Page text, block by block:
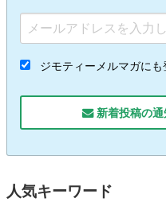
ジモティーメルマガにも
新着投稿の通
人気キーワード